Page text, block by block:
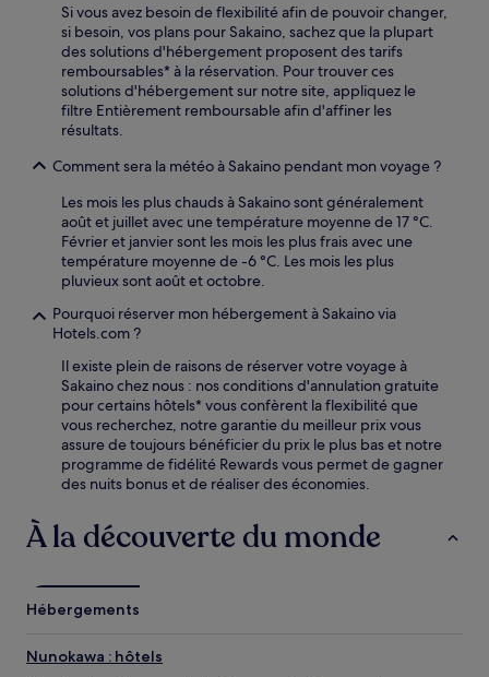
Si vous avez besoin de flexibilité afin de pouvoir changer,
si besoin, vos plans pour Sakaino, sachez que la plupart
des solutions d'hébergement proposent des tarifs
remboursables* à la réservation. Pour trouver ces
solutions d'hébergement sur notre site, appliquez le
filtre Entièrement remboursable afin d'affiner les
résultats.
Comment sera la météo à Sakaino pendant mon voyage ?
Les mois les plus chauds à Sakaino sont généralement
août et juillet avec une température moyenne de 17 °C.
Février et janvier sont les mois les plus frais avec une
température moyenne de -6 °C. Les mois les plus
pluvieux sont août et octobre.
Pourquoi réserver mon hébergement à Sakaino via
Hotels.com ?
Il existe plein de raisons de réserver votre voyage à
Sakaino chez nous : nos conditions d'annulation gratuite
pour certains hôtels* vous confèrent la flexibilité que
vous recherchez, notre garantie du meilleur prix vous
assure de toujours bénéficier du prix le plus bas et notre
programme de fidélité Rewards vous permet de gagner
des nuits bonus et de réaliser des économies.
À la découverte du monde
Hébergements
Nunokawa : hôtels